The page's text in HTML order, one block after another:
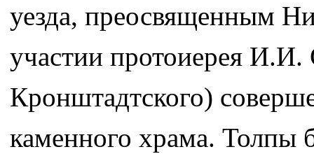
уезда, преосвященным
участии протоиерея И.И.
Кронштадтского)
каменного храма. Толпы